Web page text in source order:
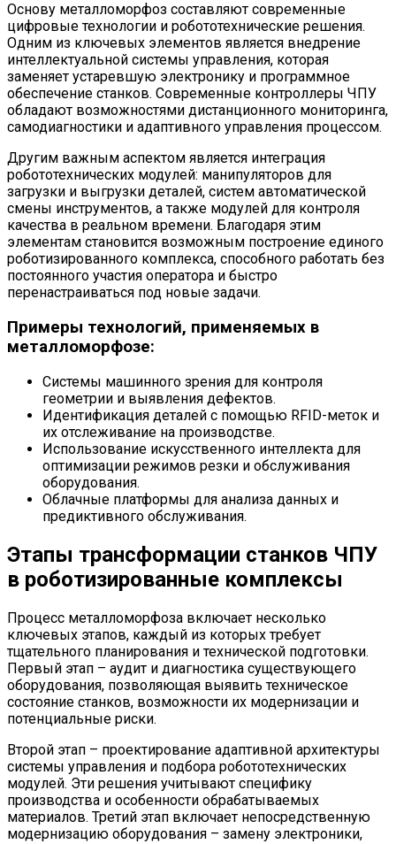
Основу металломорфоз составляют современные
цифровые технологии и робототехнические решения.
Одним из ключевых элементов является внедрение
интеллектуальной системы управления, которая
заменяет устаревшую электронику и программное
обеспечение станков. Современные контроллеры ЧПУ
обладают возможностями дистанционного мониторинга,
самодиагностики и адаптивного управления процессом.
Другим важным аспектом является интеграция
робототехнических модулей: манипуляторов для
загрузки и выгрузки деталей, систем автоматической
смены инструментов, а также модулей для контроля
качества в реальном времени. Благодаря этим
элементам становится возможным построение единого
роботизированного комплекса, способного работать без
постоянного участия оператора и быстро
перенастраиваться под новые задачи.
Примеры технологий, применяемых в
металломорфозе:
Системы машинного зрения для контроля
геометрии и выявления дефектов.
Идентификация деталей с помощью RFID-меток и
их отслеживание на производстве.
Использование искусственного интеллекта для
оптимизации режимов резки и обслуживания
оборудования.
Облачные платформы для анализа данных и
предиктивного обслуживания.
Этапы трансформации станков ЧПУ
в роботизированные комплексы
Процесс металломорфоза включает несколько
ключевых этапов, каждый из которых требует
тщательного планирования и технической подготовки.
Первый этап – аудит и диагностика существующего
оборудования, позволяющая выявить техническое
состояние станков, возможности их модернизации и
потенциальные риски.
Второй этап – проектирование адаптивной архитектуры
системы управления и подбора робототехнических
модулей. Эти решения учитывают специфику
производства и особенности обрабатываемых
материалов. Третий этап включает непосредственную
модернизацию оборудования – замену электроники,